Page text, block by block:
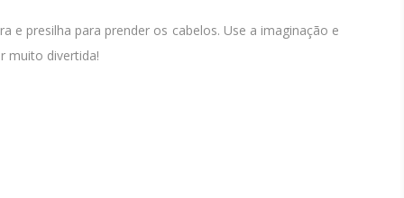
e presilha para prender os cabelos. Use a imaginação e
muito divertida!